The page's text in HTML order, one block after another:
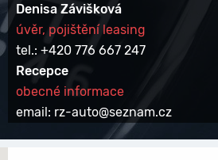
Denisa Závišková
úvěr, pojištění leasing
tel.: +420 776 667 247
Recepce
obecné informace
email: rz-auto@seznam.cz